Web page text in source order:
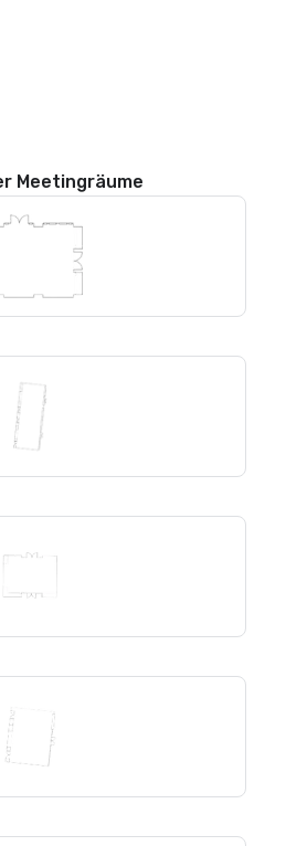
Meetingräume